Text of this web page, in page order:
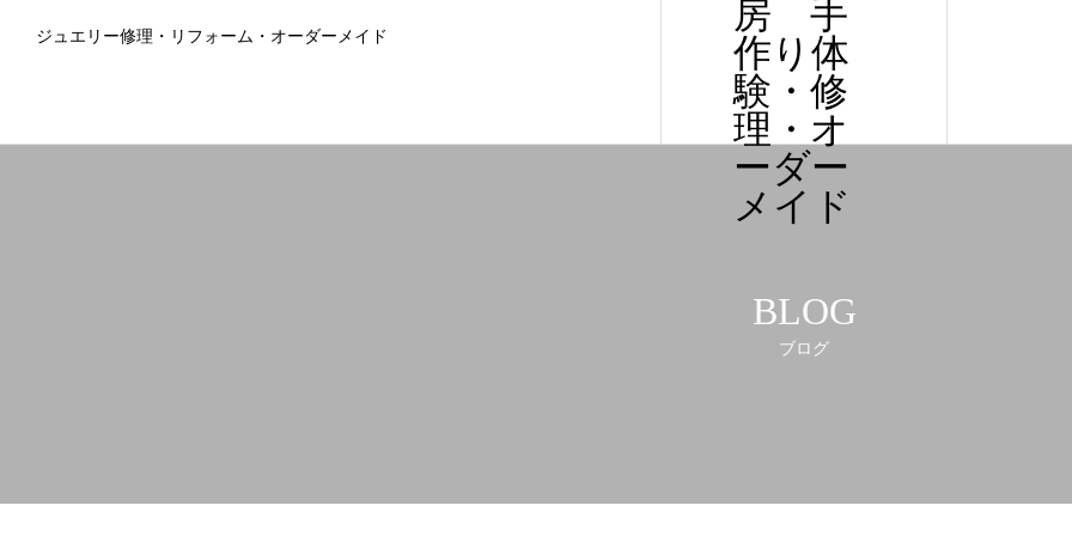
房 手
作り体
験・修
理・オ
ーダー
メイド
ジュエリー修理・リフォーム・オーダーメイド
BLOG
ブログ